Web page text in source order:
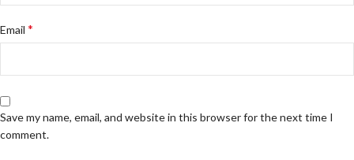
Email *
Save my name, email, and website in this browser for the next time I
comment.